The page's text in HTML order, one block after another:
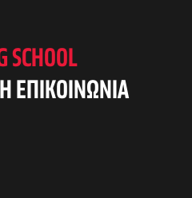
SCHOOL
ΕΠΙΚΟΙΝΩΝΙΑ